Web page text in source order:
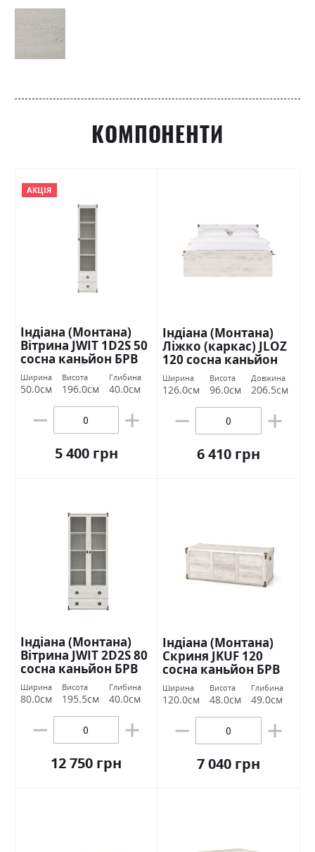
КОМПОНЕНТИ
АКЦІЯ
Індіана (Монтана)
Вітрина JWIT 1D2S 50
сосна каньйон БРВ
Україна
Ширина
50.0см
Висота
196.0см
Глибина
40.0см
5 400 грн
Індіана (Монтана)
Ліжко (каркас) JLOZ
120 сосна каньйон
БРВ Україна
Ширина
126.0см
Висота
96.0см
Довжина
206.5см
6 410 грн
Індіана (Монтана)
Вітрина JWIT 2D2S 80
сосна каньйон БРВ
Україна
Ширина
80.0см
Висота
195.5см
Глибина
40.0см
12 750 грн
Індіана (Монтана)
Скриня JKUF 120
сосна каньйон БРВ
Україна
Ширина
120.0см
Висота
48.0см
Глибина
49.0см
7 040 грн